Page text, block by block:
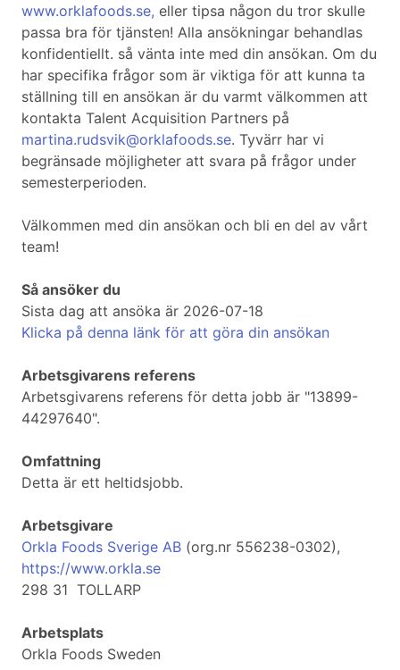
www.orklafoods.se, eller tipsa någon du tror skulle
passa bra för tjänsten! Alla ansökningar behandlas
konfidentiellt. så vänta inte med din ansökan. Om du
har specifika frågor som är viktiga för att kunna ta
ställning till en ansökan är du varmt välkommen att
kontakta Talent Acquisition Partners på
martina.rudsvik@orklafoods.se. Tyvärr har vi
begränsade möjligheter att svara på frågor under
semesterperioden.
Välkommen med din ansökan och bli en del av vårt
team!
Så ansöker du
Sista dag att ansöka är 2026-07-18
Klicka på denna länk för att göra din ansökan
Arbetsgivarens referens
Arbetsgivarens referens för detta jobb är "13899-
44297640".
Omfattning
Detta är ett heltidsjobb.
Arbetsgivare
Orkla Foods Sverige AB (org.nr 556238-0302),
https://www.orkla.se
298 31 TOLLARP
Arbetsplats
Orkla Foods Sweden